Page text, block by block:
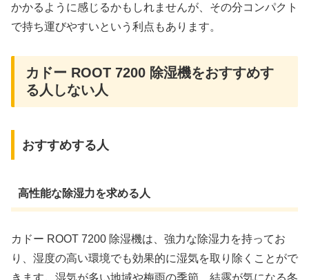
かかるように感じるかもしれませんが、その分コンパクト
で持ち運びやすいという利点もあります。
カドー ROOT 7200 除湿機をおすすめす
る人しない人
おすすめする人
高性能な除湿力を求める人
カドー ROOT 7200 除湿機は、強力な除湿力を持ってお
り、湿度の高い環境でも効果的に湿気を取り除くことがで
きます。湿気が多い地域や梅雨の季節、結露が気になる冬